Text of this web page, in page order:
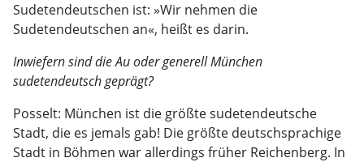
Sudetendeutschen ist: »Wir nehmen die
Sudetendeutschen an«, heißt es darin.
Inwiefern sind die Au oder generell München
sudetendeutsch geprägt?
Posselt: München ist die größte sudetendeutsche
Stadt, die es jemals gab! Die größte deutschsprachige
Stadt in Böhmen war allerdings früher Reichenberg. In